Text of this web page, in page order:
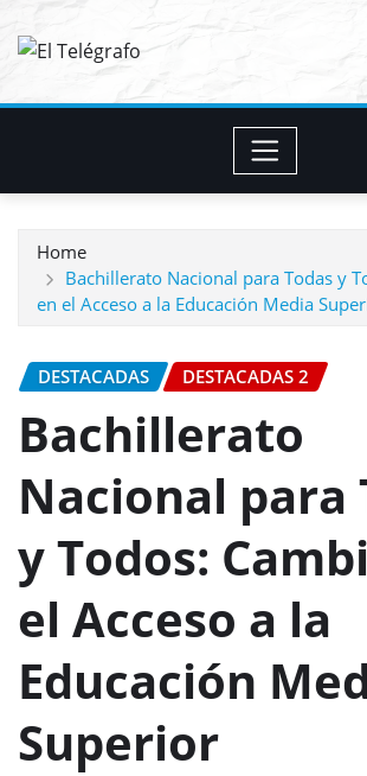
Home
Bachillerato Nacional para Todas y
en el Acceso a la Educación Media
DESTACADAS DESTACADAS 2
Bachillerato
Nacional para
y Todos:
el Acceso a la
Educación
Superior